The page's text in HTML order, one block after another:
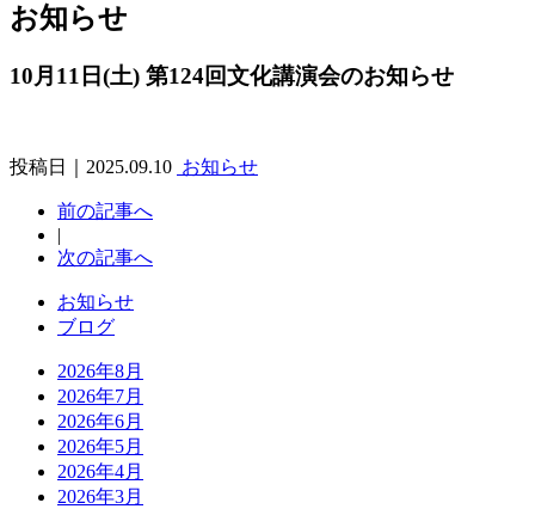
お知らせ
10月11日(土) 第124回文化講演会のお知らせ
投稿日｜2025.09.10 お知らせ
前の記事へ
|
次の記事へ
お知らせ
ブログ
2026年8月
2026年7月
2026年6月
2026年5月
2026年4月
2026年3月